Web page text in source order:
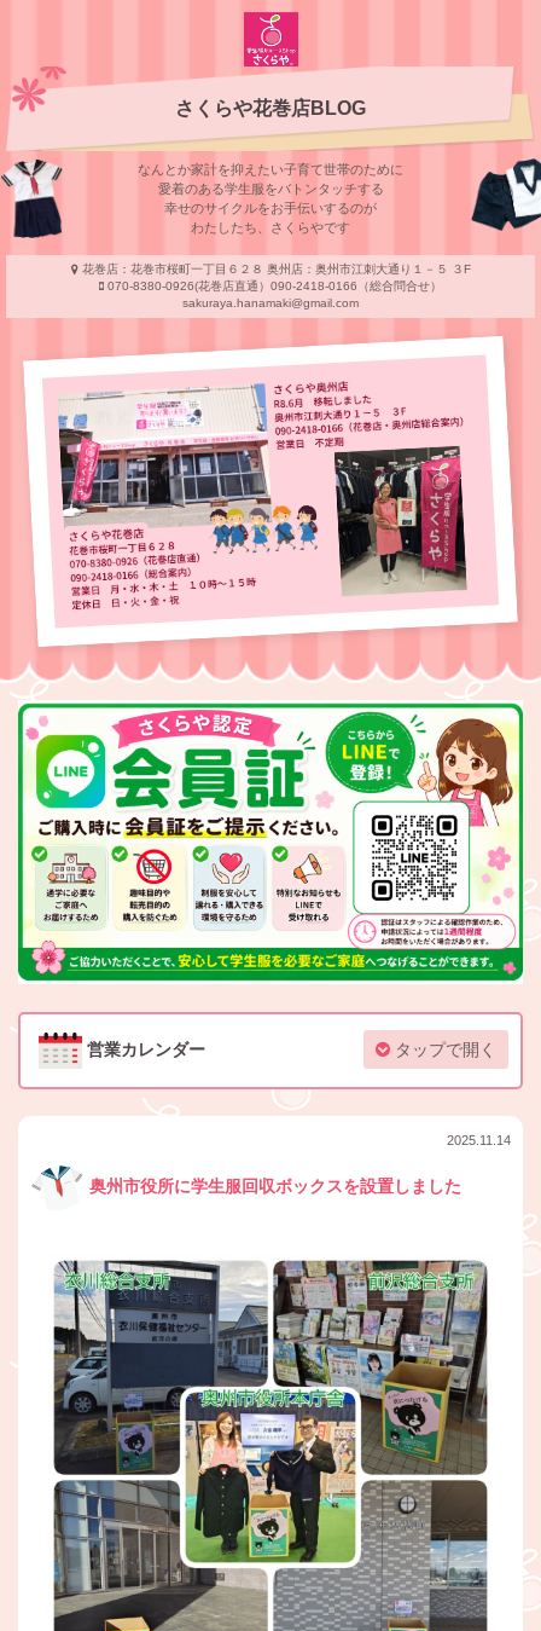
さくらや花巻店BLOG
なんとか家計を抑えたい子育て世帯のために
愛着のある学⽣服をバトンタッチする
幸せのサイクルをお⼿伝いするのが
わたしたち、さくらやです
花巻店：花巻市桜町一丁目６２８ 奥州店：奥州市江刺大通り１－５ ３F
070-8380-0926(花巻店直通）090-2418-0166（総合問合せ）
sakuraya.hanamaki@gmail.com
営業カレンダー タップで開く
2025.11.14
奥州市役所に学生服回収ボックスを設置しました